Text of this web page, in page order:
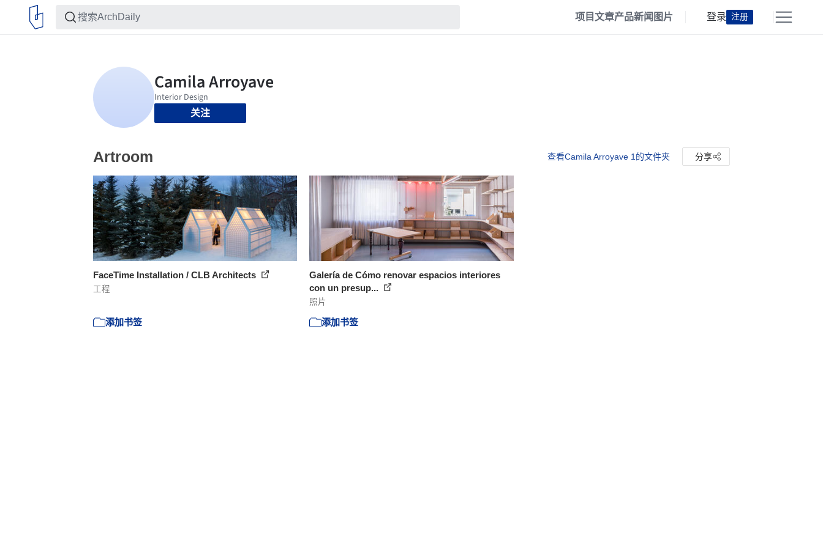
项目文章产品新闻 图片 登录 注册
关注
Artroom 查看Camila Arroyave 1的文件夹 分享
FaceTime Installation / CLB Architects
工程
添加书签
Galería de Cómo renovar espacios interiores
con un presup...
照片
添加书签